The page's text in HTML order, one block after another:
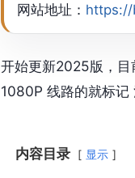
网站地址： https://
开始更新2025版，
1080P 线路的就标记
内容目录 显示